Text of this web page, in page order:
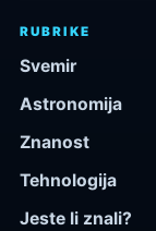
RUBRIKE
Svemir
Astronomija
Znanost
Tehnologija
Jeste li znali?